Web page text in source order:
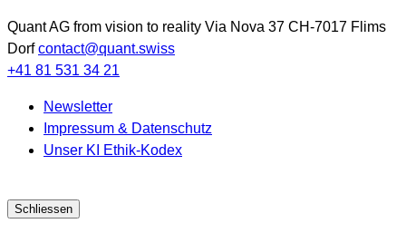
Quant AG from vision to reality Via Nova 37 CH-7017 Flims
Dorf contact@quant.swiss
+41 81 531 34 21
Newsletter
Impressum & Datenschutz
Unser KI Ethik-Kodex
Schliessen